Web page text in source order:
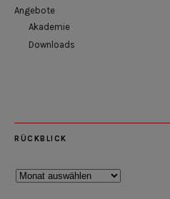
Angebote
Akademie
Downloads
RÜCKBLICK
Rückblick